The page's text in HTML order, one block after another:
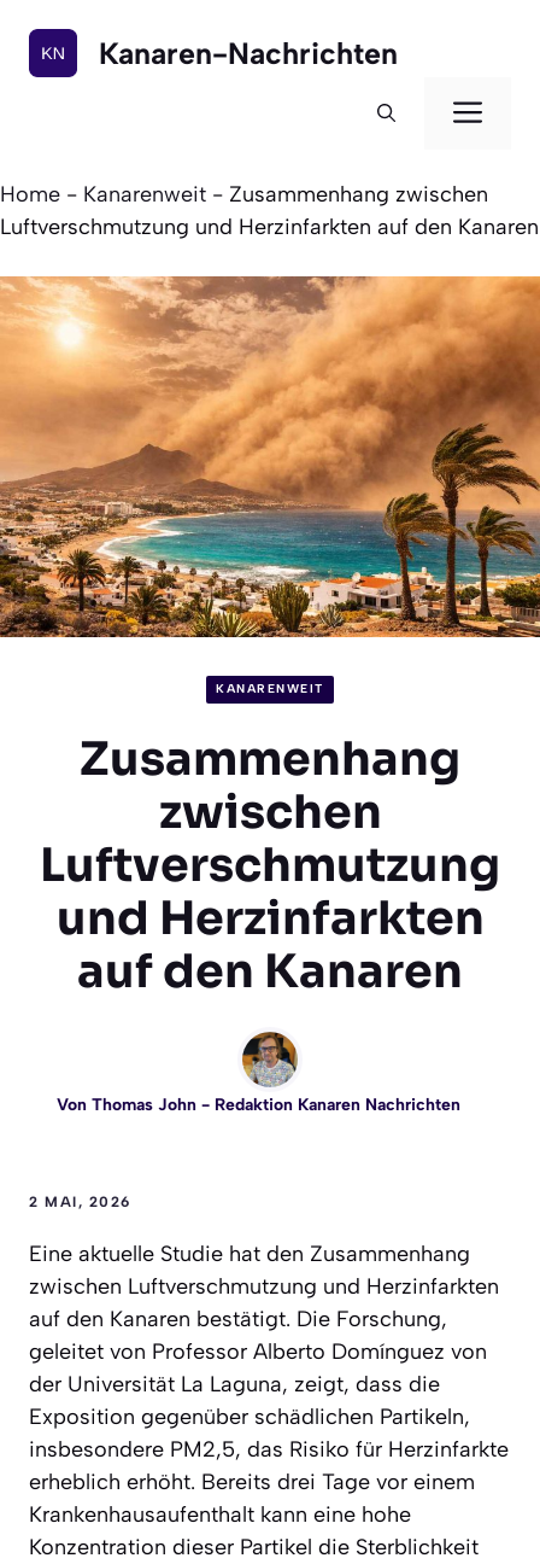
Inhalt
springen
Kanaren-Nachrichten
Home - Kanarenweit - Zusammenhang zwischen
Luftverschmutzung und Herzinfarkten auf den Kanaren
KANARENWEIT
Zusammenhang
zwischen
Luftverschmutzung
und Herzinfarkten
auf den Kanaren
Von Thomas John- Redaktion Kanaren Nachrichten
2 MAI, 2026
Eine aktuelle Studie hat den Zusammenhang
zwischen Luftverschmutzung und Herzinfarkten
auf den Kanaren bestätigt. Die Forschung,
geleitet von Professor Alberto Domínguez von
der Universität La Laguna, zeigt, dass die
Exposition gegenüber schädlichen Partikeln,
insbesondere PM2,5, das Risiko für Herzinfarkte
erheblich erhöht. Bereits drei Tage vor einem
Krankenhausaufenthalt kann eine hohe
Konzentration dieser Partikel die Sterblichkeit